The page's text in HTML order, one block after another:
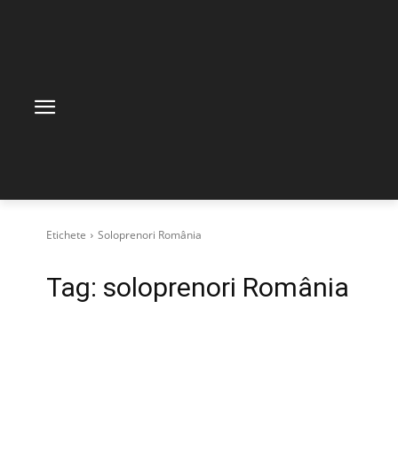
Etichete Soloprenori România
Tag: soloprenori România